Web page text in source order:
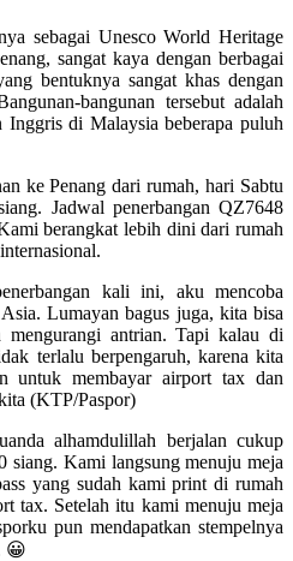
sebagai Unesco World Heritage
sangat kaya dengan berbagai
bentuknya sangat khas dengan
bangunan tersebut adalah
Inggris di Malaysia beberapa puluh
ke Penang dari rumah, hari Sabtu
Jadwal penerbangan QZ7648
berangkat lebih dini dari rumah
kali ini, aku mencoba
Lumayan bagus juga, kita bisa
antrian. Tapi kalau di
terlalu berpengaruh, karena kita
untuk membayar airport tax dan
(KTP/Paspor)
alhamdulillah berjalan cukup
siang. Kami langsung menuju meja
yang sudah kami print di rumah
tax. Setelah itu kami menuju meja
pun mendapatkan stempelnya
😀